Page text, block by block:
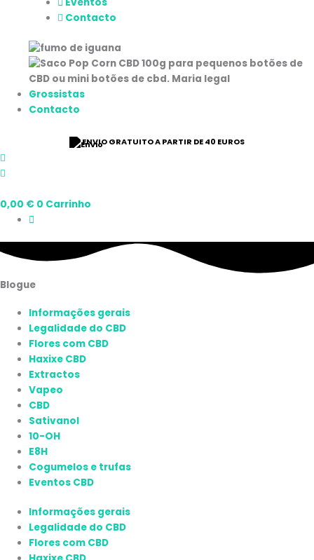
Contacto
Grossistas
Contacto
ENVIO GRATUITO A PARTIR DE 40 EUROS
0,00 € 0 Carrinho
Blogue
Informações gerais
Legalidade do CBD
Flores com CBD
Haxixe CBD
Extractos
Vapeo
CBD
Sativanol
10-OH
E8H
Cogumelos e trufas
Eventos CBD
Informações gerais
Legalidade do CBD
Flores com CBD